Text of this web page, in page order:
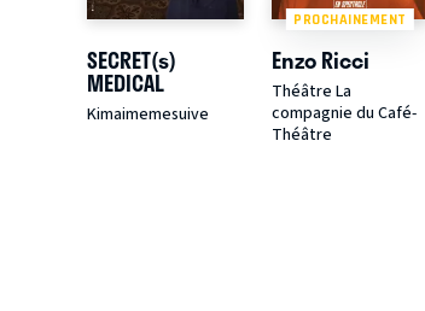
SECRET(s)
MEDICAL
Kimaimemesuive
PROCHAINEMENT
Enzo Ricci
Théâtre La
compagnie du Café-
Théâtre